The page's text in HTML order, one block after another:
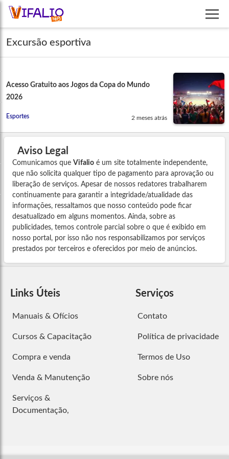
Excursão esportiva
Acesso Gratuito aos Jogos da Copa do Mundo
2026
Esportes 2 meses atrás
Aviso Legal
Comunicamos que Vifalio é um site totalmente independente,
que não solicita qualquer tipo de pagamento para aprovação ou
liberação de serviços. Apesar de nossos redatores trabalharem
continuamente para garantir a integridade/atualidade das
informações, ressaltamos que nosso conteúdo pode ficar
desatualizado em alguns momentos. Ainda, sobre as
publicidades, temos controle parcial sobre o que é exibido em
nosso portal, por isso não nos responsabilizamos por serviços
prestados por terceiros e oferecidos por meio de anúncios.
Links Úteis
Manuais & Ofícios
Cursos & Capacitação
Compra e venda
Venda & Manutenção
Serviços &
Documentação,
Serviços
Contato
Política de privacidade
Termos de Uso
Sobre nós